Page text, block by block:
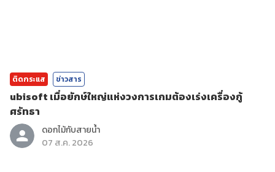
ติดกระแส ข่าวสาร
ubisoft เมื่อยักษ์ใหญ่แห่งวงการเกมต้องเร่งเครื่องกู้
ศรัทธา
ดอกไม้กับสายน้ำ
07 ส.ค. 2026